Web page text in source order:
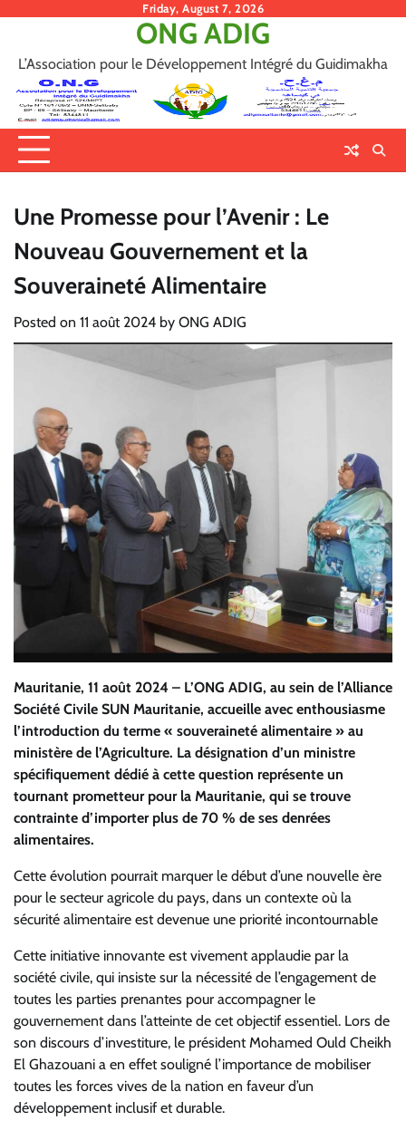
Friday, August 7, 2026
ONG ADIG
L’Association pour le Développement Intégré du Guidimakha
Une Promesse pour l’Avenir : Le
Nouveau Gouvernement et la
Souveraineté Alimentaire
Posted on 11 août 2024 by ONG ADIG
Mauritanie, 11 août 2024 – L’ONG ADIG, au sein de l’Alliance
Société Civile SUN Mauritanie, accueille avec enthousiasme
l’introduction du terme « souveraineté alimentaire » au
ministère de l’Agriculture. La désignation d’un ministre
spécifiquement dédié à cette question représente un
tournant prometteur pour la Mauritanie, qui se trouve
contrainte d’importer plus de 70 % de ses denrées
alimentaires.
Cette évolution pourrait marquer le début d’une nouvelle ère
pour le secteur agricole du pays, dans un contexte où la
sécurité alimentaire est devenue une priorité incontournable
Cette initiative innovante est vivement applaudie par la
société civile, qui insiste sur la nécessité de l’engagement de
toutes les parties prenantes pour accompagner le
gouvernement dans l’atteinte de cet objectif essentiel. Lors de
son discours d’investiture, le président Mohamed Ould Cheikh
El Ghazouani a en effet souligné l’importance de mobiliser
toutes les forces vives de la nation en faveur d’un
développement inclusif et durable.